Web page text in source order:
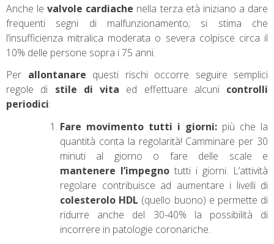
Anche levalvole cardiache nella terza età iniziano a dare
frequenti segni di malfunzionamento; si stima che
l’insufficienza mitralica moderata o severa colpisce circa il
10% delle persone sopra i 75 anni.
Per allontanare questi rischi occorre seguire semplici
regole di stile di vita ed effettuare alcuni controlli
periodici:
Fare movimento tutti i giorni: più che la
quantità conta la regolarità! Camminare per 30
minuti al giorno o fare delle scale e
mantenere l’impegno tutti i giorni. L’attività
regolare contribuisce ad aumentare i livelli di
colesterolo HDL (quello buono) e permette di
ridurre anche del 30-40% la possibilità di
incorrere in patologie coronariche.